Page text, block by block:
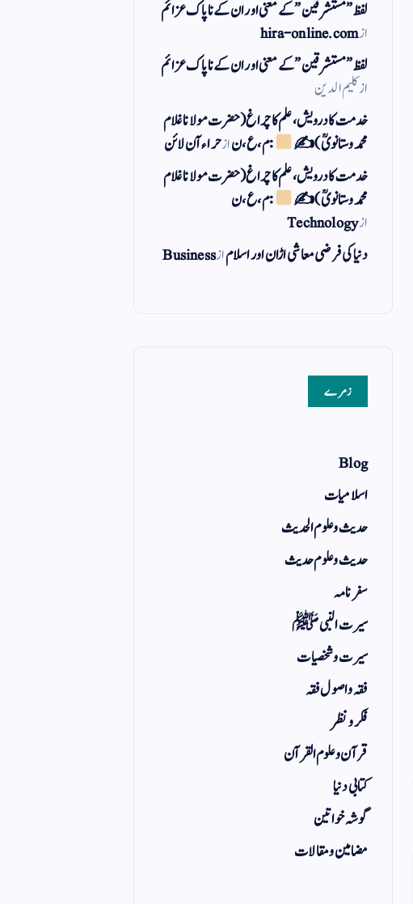
لفظ ” مستشرقین ” کے معنی اور ان کے نا پاک عزائم
ازhira-online.com
لفظ ” مستشرقین ” کے معنی اور ان کے نا پاک عزائم
ازکلیم الدین
خدمت کا درویش، علم کا چراغ(حضرت مولانا غلام
محمد وستانویؒ)✍
: م ، ع ، نازحراء آن لائن
خدمت کا درویش، علم کا چراغ(حضرت مولانا غلام
محمد وستانویؒ)✍
: م ، ع ، ن
ازTechnology
دنیا کی فرضی معاشی اڑان اور اسلامازBusiness
زمرے
Blog
اسلامیات
حدیث و علوم الحدیث
حدیث و علوم حدیث
سفر نامہ
سیرت النبی ﷺ
سیرت و شخصیات
فقہ و اصول فقہ
فکر و نظر
قرآن و علوم القرآن
کتابی دنیا
گوشہ خواتین
مضامین و مقالات